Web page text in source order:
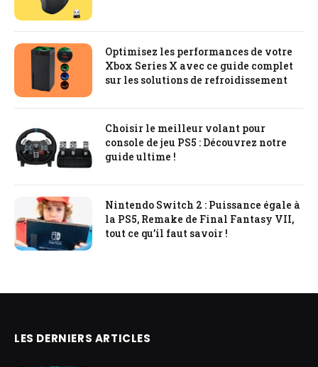
Optimisez les performances de votre
Xbox Series X avec ce guide complet
sur les solutions de refroidissement
Choisir le meilleur volant pour
console de jeu PS5 : Découvrez notre
guide ultime !
Nintendo Switch 2 : Puissance égale à
la PS5, Remake de Final Fantasy VII,
tout ce qu’il faut savoir !
LES DERNIERS ARTICLES